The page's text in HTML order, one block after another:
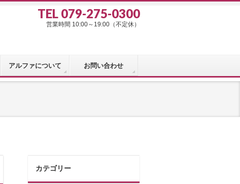
TEL 079-275-0300
営業時間 10:00～19:00（不定休）
アルファについて お問い合わせ
カテゴリー